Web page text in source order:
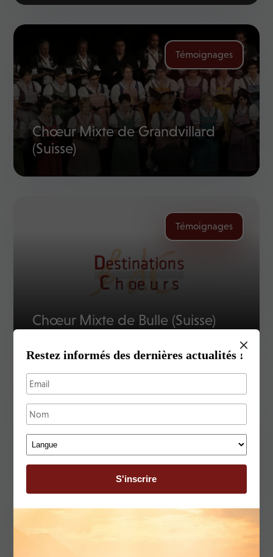
Restez informés des dernières actualités !
Témoignages
Chœur Mixte de Grandvillard
(Suisse)
Témoignages
Chœur Mixte de Bulle (Suisse)
Témoignages
Ensemble Vocal Côte Basque